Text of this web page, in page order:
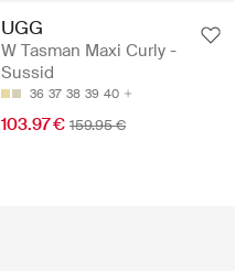
UGG
W Tasman Maxi Curly -
Sussid
36 37 38 39 40
103.97 € 159.95 €